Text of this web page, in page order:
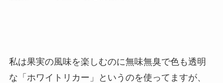
私は果実の風味を楽しむのに無味無臭で色も透明
な「ホワイトリカー」というのを使ってますが、